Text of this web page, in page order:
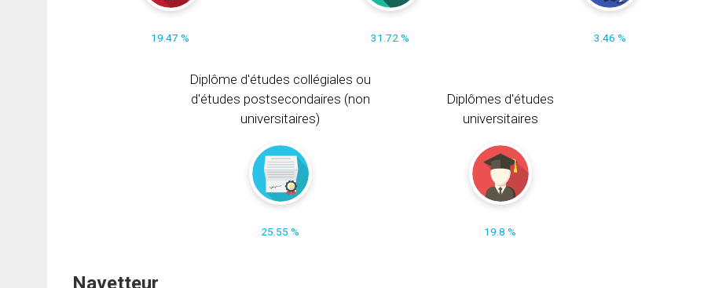
19.47 % 31.72 % 3.46 %
Diplôme d'études collégiales ou
d'études postsecondaires (non
universitaires)
25.55 %
Diplômes d'études
universitaires
19.8 %
Navetteur